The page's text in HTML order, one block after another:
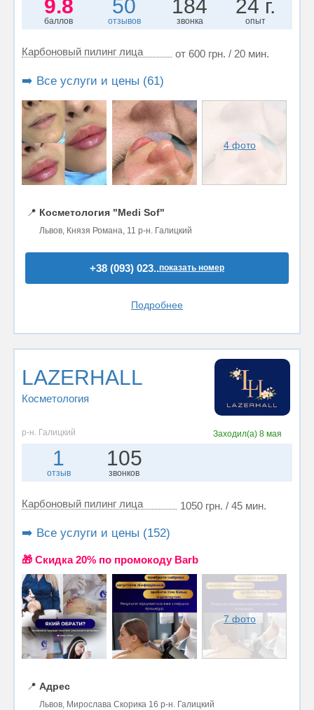
9.8
баллов
50
отзывов
184
звонка
24 г.
опыт
Карбоновый пилинг лица от 600 грн. / 20 мин.
➡️ Все услуги и цены (61)
4 фото
📍 Косметология "Medi Sof"
Львов, Князя Романа, 11 р-н. Галицкий
+38 (093) 023..показать номер
Подробнее
LAZERHALL
Косметология
р-н. Галицкий Заходил(а) 8 мая
1
отзыв
105
звонков
Карбоновый пилинг лица 1050 грн. / 45 мин.
➡️ Все услуги и цены (152)
🎁 Cкидка 20% по промокоду Barb
7 фото
📍 Адрес
Львов, Мирослава Скорика 16 р-н. Галицкий